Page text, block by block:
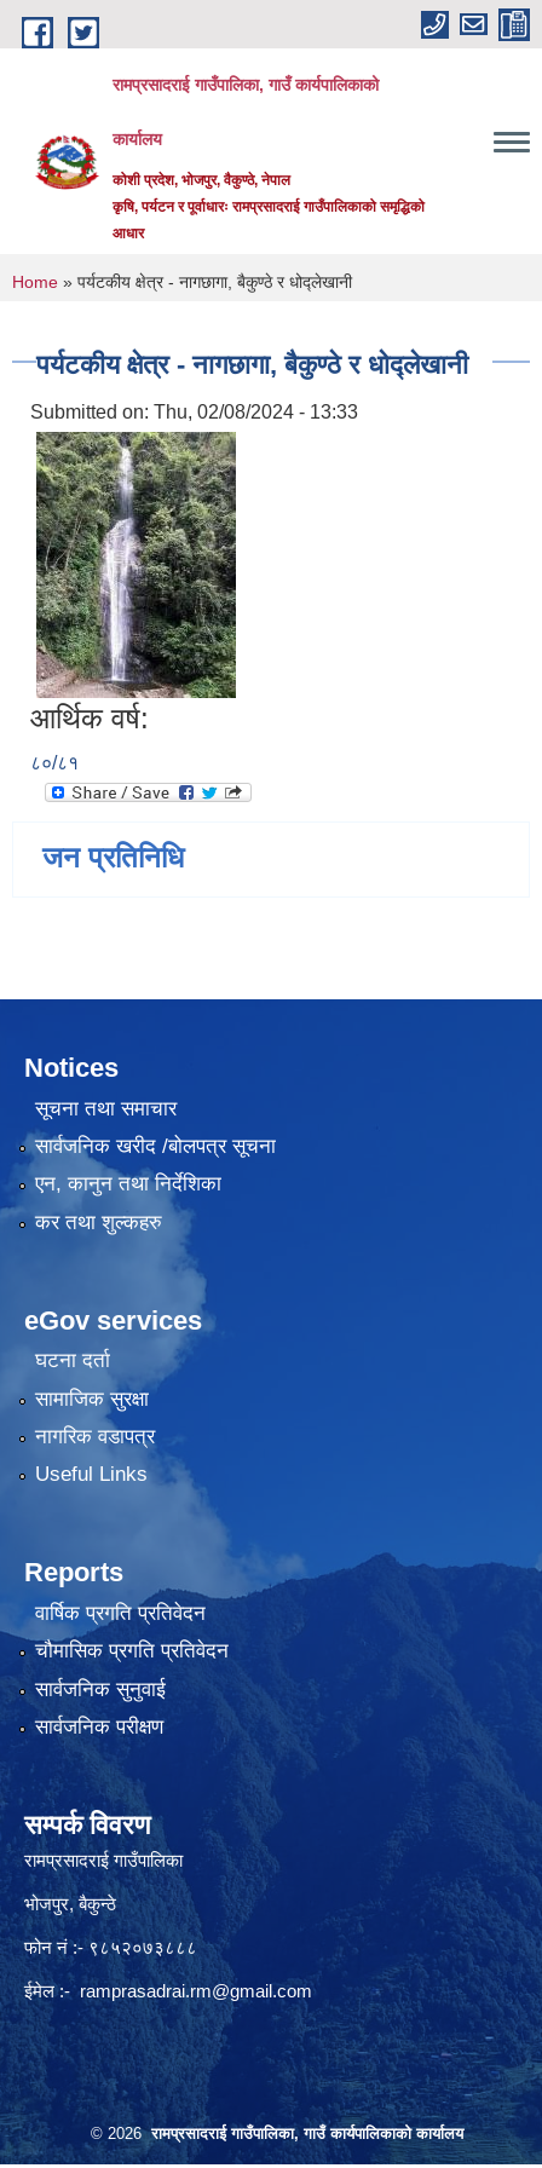
Skip to main content
रामप्रसादराई गाउँपालिका, गाउँ कार्यपालिकाको
कार्यालय
कोशी प्रदेश, भोजपुर, वैकुण्ठे, नेपाल
कृषि, पर्यटन र पूर्वाधारः रामप्रसादराई गाउँपालिकाको समृद्धिको
आधार
You are here
Home » पर्यटकीय क्षेत्र - नागछागा, बैकुण्ठे र धोद्लेखानी
पर्यटकीय क्षेत्र - नागछागा, बैकुण्ठे र धोद्लेखानी
Submitted on: Thu, 02/08/2024 - 13:33
आर्थिक वर्ष:
८०/८१
जन प्रतिनिधि
Notices
सूचना तथा समाचार
सार्वजनिक खरीद /बोलपत्र सूचना
एन, कानुन तथा निर्देशिका
कर तथा शुल्कहरु
eGov services
घटना दर्ता
सामाजिक सुरक्षा
नागरिक वडापत्र
Useful Links
Reports
वार्षिक प्रगति प्रतिवेदन
चौमासिक प्रगति प्रतिवेदन
सार्वजनिक सुनुवाई
सार्वजनिक परीक्षण
सम्पर्क विवरण
रामप्रसादराई गाउँपालिका
भोजपुर, बैकुन्ठे
फोन नं :- ९८५२०७३८८८
ईमेल :-ramprasadrai.rm@gmail.com
© 2026रामप्रसादराई गाउँपालिका, गाउँ कार्यपालिकाको कार्यालय